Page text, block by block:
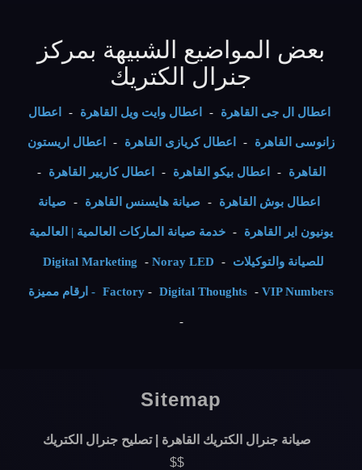
بعض المواضيع الشبيهة بمركز
جنرال الكتريك
اعطال ال جى القاهرة - اعطال وايت ويل القاهرة - اعطال
زانوسى القاهرة - اعطال كريازى القاهرة - اعطال اريستون
القاهرة - اعطال بيكو القاهرة - اعطال كاريير القاهرة -
اعطال بوش القاهرة - صيانة هايسنس القاهرة - صيانة
يونيون اير القاهرة - خدمة صيانة الماركات العالمية | العالمية
للصيانة والتوكيلات -
Digital Marketing - Noray LED
Factory - Digital Thoughts - VIP Numbers - ارقام مميزة
-
Sitemap
صيانة جنرال الكتريك القاهرة | تصليح جنرال الكتريك
$$